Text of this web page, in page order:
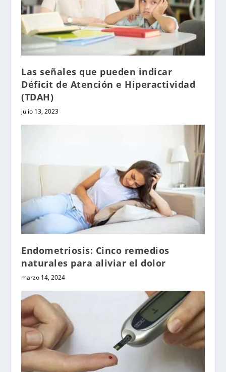
Las señales que pueden indicar
Déficit de Atención e Hiperactividad
(TDAH)
julio 13, 2023
Endometriosis: Cinco remedios
naturales para aliviar el dolor
marzo 14, 2024